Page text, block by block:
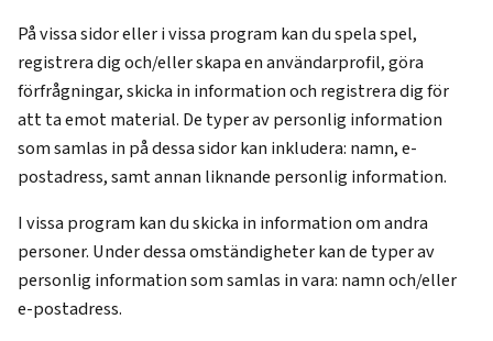
På vissa sidor eller i vissa program kan du spela spel,
registrera dig och/eller skapa en användarprofil, göra
förfrågningar, skicka in information och registrera dig för
att ta emot material. De typer av personlig information
som samlas in på dessa sidor kan inkludera: namn, e-
postadress, samt annan liknande personlig information.
I vissa program kan du skicka in information om andra
personer. Under dessa omständigheter kan de typer av
personlig information som samlas in vara: namn och/eller
e-postadress.